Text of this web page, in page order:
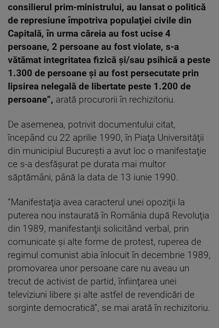
consilierul prim-ministrului, au lansat o politică
de represiune împotriva populaţiei civile din
Capitală, în urma căreia au fost ucise 4
persoane, 2 persoane au fost violate, s-a
vătămat integritatea fizică şi/sau psihică a peste
1.300 de persoane şi au fost persecutate prin
lipsirea nelegală de libertate peste 1.200 de
persoane”, arată procurorii în rechizitoriu.
De asemenea, potrivit documentului citat,
începând cu 22 aprilie 1990, în Piaţa Universităţii
din municipiul Bucureşti a avut loc o manifestaţie
ce s-a desfăşurat pe durata mai multor
săptămâni, până la data de 13 iunie 1990.
”Manifestaţia avea caracterul unei opoziţii la
puterea nou instaurată în România după Revoluţia
din 1989, manifestanţii solicitând verbal, prin
comunicate şi alte forme de protest, ruperea de
regimul comunist abia înlocuit în decembrie 1989,
promovarea unor persoane care nu aveau un
trecut de activist de partid, înfiinţarea unei
televiziuni libere şi alte astfel de revendicări de
sorginte democratică”, se mai arată în rechizitoriu.